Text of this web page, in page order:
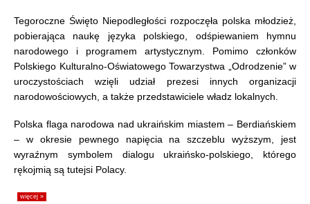
Tegoroczne Święto Niepodległości rozpoczęła polska młodzież,
pobierająca naukę języka polskiego, odśpiewaniem hymnu
narodowego i programem artystycznym. Pomimo członków
Polskiego Kulturalno-Oświatowego Towarzystwa „Odrodzenie” w
uroczystościach wzięli udział prezesi innych organizacji
narodowościowych, a także przedstawiciele władz lokalnych.
Polska flaga narodowa nad ukraińskim miastem – Berdiańskiem
– w okresie pewnego napięcia na szczeblu wyższym, jest
wyraźnym symbolem dialogu ukraińsko-polskiego, którego
rękojmią są tutejsi Polacy.
więcej »